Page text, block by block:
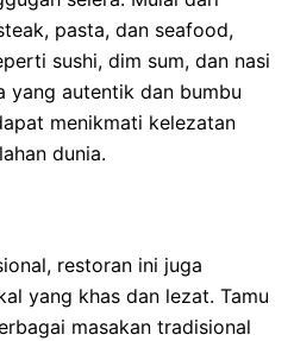
pasta, dan seafood,
sushi, dim sum, dan nasi
yang autentik dan bumbu
menikmati kelezatan
dunia.
restoran ini juga
yang khas dan lezat. Tamu
masakan tradisional